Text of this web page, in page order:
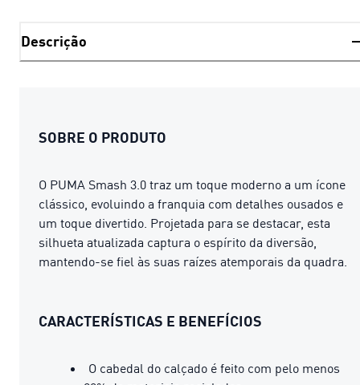
Descrição
SOBRE O PRODUTO
O PUMA Smash 3.0 traz um toque moderno a um ícone
clássico, evoluindo a franquia com detalhes ousados ​​e
um toque divertido. Projetada para se destacar, esta
silhueta atualizada captura o espírito da diversão,
mantendo-se fiel às suas raízes atemporais da quadra.
CARACTERÍSTICAS E BENEFÍCIOS
O cabedal do calçado é feito com pelo menos